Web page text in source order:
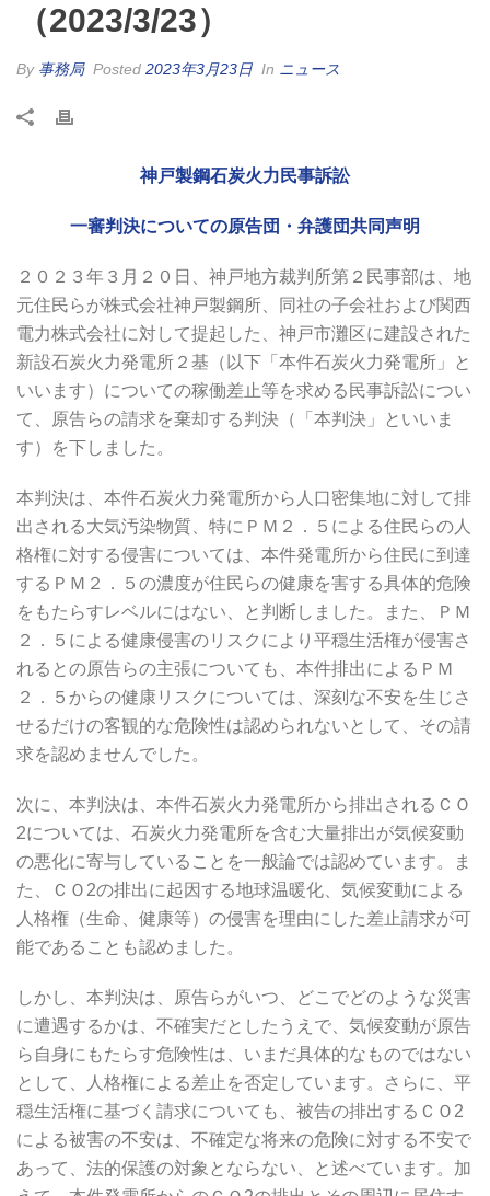
（2023/3/23）
By 事務局 Posted 2023年3月23日 In ニュース
神戸製鋼石炭火力民事訴訟
一審判決についての原告団・弁護団共同声明
２０２３年３月２０日、神戸地方裁判所第２民事部は、地
元住民らが株式会社神戸製鋼所、同社の子会社および関西
電力株式会社に対して提起した、神戸市灘区に建設された
新設石炭火力発電所２基（以下「本件石炭火力発電所」と
いいます）についての稼働差止等を求める民事訴訟につい
て、原告らの請求を棄却する判決（「本判決」といいま
す）を下しました。
本判決は、本件石炭火力発電所から人口密集地に対して排
出される大気汚染物質、特にＰＭ２．５による住民らの人
格権に対する侵害については、本件発電所から住民に到達
するＰＭ２．５の濃度が住民らの健康を害する具体的危険
をもたらすレベルにはない、と判断しました。また、ＰＭ
２．５による健康侵害のリスクにより平穏生活権が侵害さ
れるとの原告らの主張についても、本件排出によるＰＭ
２．５からの健康リスクについては、深刻な不安を生じさ
せるだけの客観的な危険性は認められないとして、その請
求を認めませんでした。
次に、本判決は、本件石炭火力発電所から排出されるＣＯ
2については、石炭火力発電所を含む大量排出が気候変動
の悪化に寄与していることを一般論では認めています。ま
た、ＣＯ2の排出に起因する地球温暖化、気候変動による
人格権（生命、健康等）の侵害を理由にした差止請求が可
能であることも認めました。
しかし、本判決は、原告らがいつ、どこでどのような災害
に遭遇するかは、不確実だとしたうえで、気候変動が原告
ら自身にもたらす危険性は、いまだ具体的なものではない
として、人格権による差止を否定しています。さらに、平
穏生活権に基づく請求についても、被告の排出するＣＯ2
による被害の不安は、不確定な将来の危険に対する不安で
あって、法的保護の対象とならない、と述べています。加